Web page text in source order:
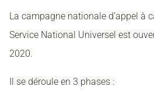
La campagne nationale d’appel à
Service National Universel est
2020.
Il se déroule en 3 phases :